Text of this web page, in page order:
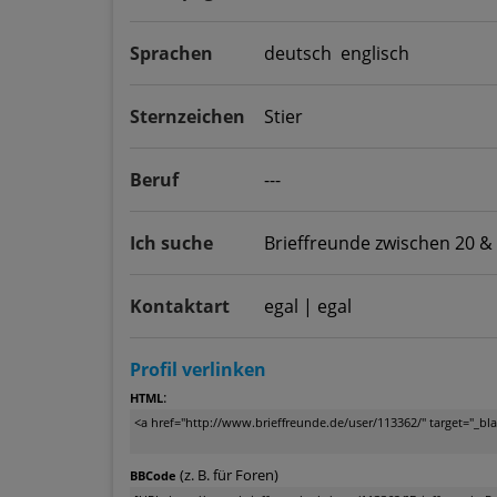
Sprachen deutsch englisch
Sternzeichen Stier
Beruf ---
Ich suche Brieffreunde zwischen 20 &
Kontaktart egal | egal
Profil verlinken
HTML:
BBCode (z. B. für Foren)